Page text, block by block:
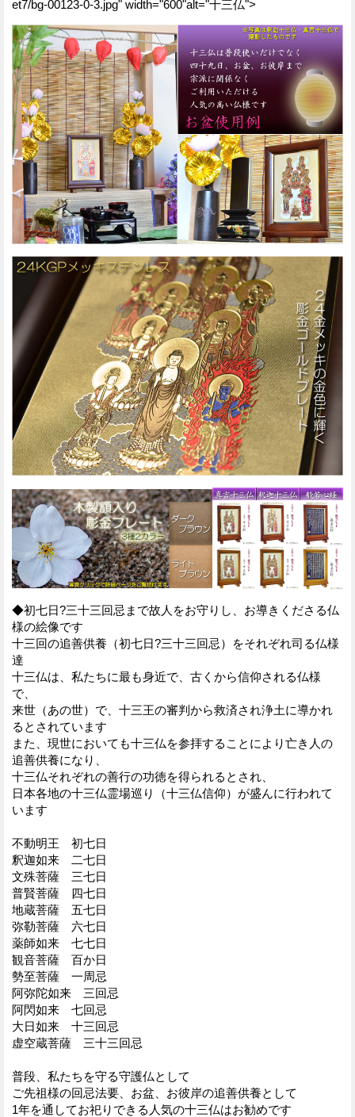
et7/bg-00123-0-3.jpg" width="600"alt="十三仏">
◆初七日?三十三回忌まで故人をお守りし、お導きくださる仏
様の絵像です
十三回の追善供養（初七日?三十三回忌）をそれぞれ司る仏様
達
十三仏は、私たちに最も身近で、古くから信仰される仏様
で、
来世（あの世）で、十三王の審判から救済され浄土に導かれ
るとされています
また、現世においても十三仏を参拝することにより亡き人の
追善供養になり、
十三仏それぞれの善行の功徳を得られるとされ、
日本各地の十三仏霊場巡り（十三仏信仰）が盛んに行われて
います
不動明王 初七日
釈迦如来 二七日
文殊菩薩 三七日
普賢菩薩 四七日
地蔵菩薩 五七日
弥勒菩薩 六七日
薬師如来 七七日
観音菩薩 百か日
勢至菩薩 一周忌
阿弥陀如来 三回忌
阿閃如来 七回忌
大日如来 十三回忌
虚空蔵菩薩 三十三回忌
普段、私たちを守る守護仏として
ご先祖様の回忌法要、お盆、お彼岸の追善供養として
1年を通してお祀りできる人気の十三仏はお勧めです